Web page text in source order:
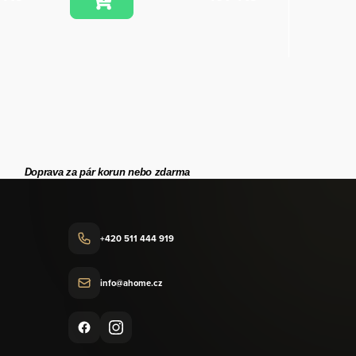
Doprava za pár korun nebo zdarma
+420 511 444 919
info@ahome.cz